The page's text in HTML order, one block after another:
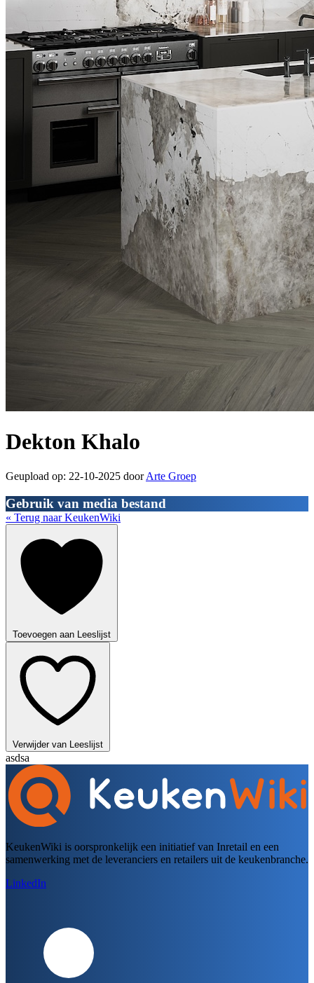
Dekton Khalo
Geupload op: 22-10-2025 doorArte Groep
Gebruik van media bestand
« Terug naar KeukenWiki
Toevoegen aan Leeslijst
Verwijder van Leeslijst
asdsa
KeukenWiki is oorspronkelijk een initiatief van Inretail en een
samenwerking met de leveranciers en retailers uit de keukenbranche.
LinkedIn